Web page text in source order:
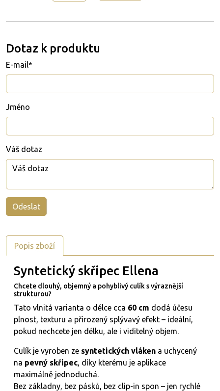
Dotaz k produktu
E-mail*
Jméno
Váš dotaz
Popis zboží
Syntetický skřipec Ellena
Chcete dlouhý, objemný a pohyblivý culík s výraznější
strukturou?
Tato vlnitá varianta o délce cca 60 cm dodá účesu
plnost, texturu a přirozený splývavý efekt – ideální,
pokud nechcete jen délku, ale i viditelný objem.
Culík je vyroben ze syntetických vláken a uchycený
na pevný skřipec, díky kterému je aplikace
maximálně jednoduchá.
Bez základny, bez pásků, bez clip-in spon – jen rychlé